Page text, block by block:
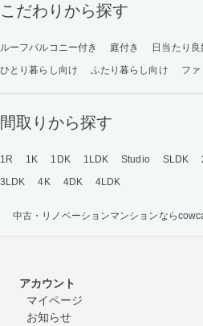
こだわりから探す
ルーフバルコニー付き 庭付き 日当たり良
ひとり暮らし向け
ふたり暮らし向け ファ
間取りから探す
1R 1K 1DK 1LDK Studio SLDK
3LDK
4K 4DK 4LDK
中古・リノベーションマンションなら
アカウント
マイページ
お知らせ